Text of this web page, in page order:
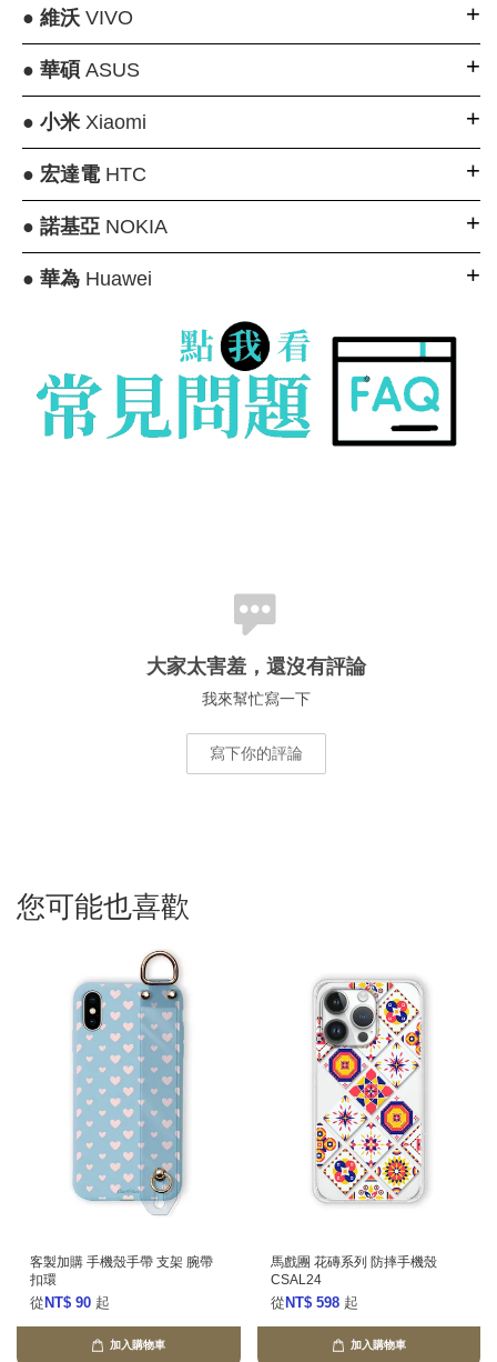
● 維沃VIVO
● 華碩 ASUS
● 小米Xiaomi
● 宏達電HTC
● 諾基亞NOKIA
● 華為Huawei
大家太害羞，還沒有評論
我來幫忙寫一下
寫下你的評論
您可能也喜歡
客製加購 手機殼手帶 支架 腕帶
扣環
從 NT$ 90 起
加入購物車
馬戲團 花磚系列 防摔手機殼
CSAL24
從 NT$ 598 起
加入購物車